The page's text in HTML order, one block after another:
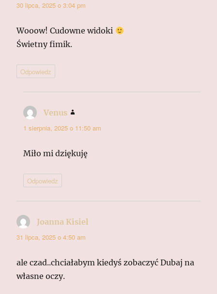
30 lipca, 2025 o 3:04 pm
Wooow! Cudowne widoki
Świetny fimik.
Odpowiedz
Venus
1 sierpnia, 2025 o 11:50 am
Miło mi dziękuję
Odpowiedz
Joanna Kisiel
31 lipca, 2025 o 4:50 am
ale czad..chciałabym kiedyś zobaczyć Dubaj na
własne oczy.